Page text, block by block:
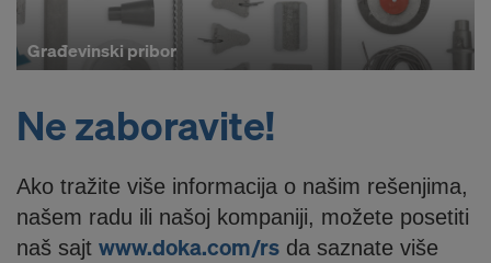
Građevinski pribor
Ne zaboravite!
Ako tražite više informacija o našim rešenjima,
našem radu ili našoj kompaniji, možete posetiti
naš sajt www.doka.com/rs da saznate više